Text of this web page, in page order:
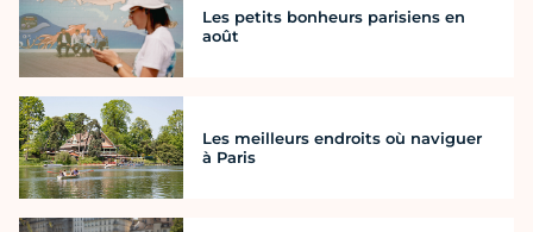
Les petits bonheurs parisiens en
août
Les meilleurs endroits où naviguer
à Paris